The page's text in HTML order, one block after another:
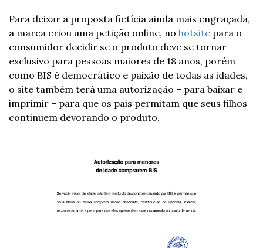
Para deixar a proposta fictícia ainda mais engraçada,
a marca criou uma petição online, no hotsite para o
consumidor decidir se o produto deve se tornar
exclusivo para pessoas maiores de 18 anos, porém
como BIS é democrático e paixão de todas as idades,
o site também terá uma autorização – para baixar e
imprimir – para que os pais permitam que seus filhos
continuem devorando o produto.